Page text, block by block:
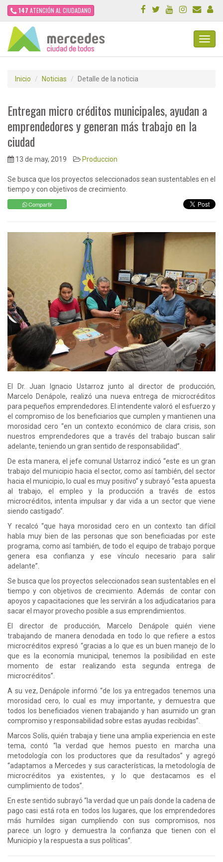
147 ATENCIÓN AL CIUDADANO
Inicio Noticias Detalle de la noticia
Entregan micro créditos municipales, ayudan a
emprendedores y generan más trabajo en la
ciudad
13 de may, 2019 Produccion
Se busca que los proyectos seleccionados sean sustentables en el
tiempo y con objetivos de crecimiento.
Compartir
El Dr. Juan Ignacio Ustarroz junto al director de producción,
Marcelo Denápole, realizó una nueva entrega de microcréditos
para pequeños emprendedores. El intendente valoró el esfuerzo y
el compromiso de los beneficiarios que cumplen y mantienen una
morosidad cero “en un contexto económico de clara crisis, son
nuestros emprendedores que a través del trabajo buscan salir
adelante, teniendo un gran sentido de responsabilidad”.
De esta manera, el jefe comunal Ustarroz indicó “este es un gran
trabajo del municipio hacia el sector, como así también, del sector
hacia el municipio, lo cual es muy positivo” y subrayó “esta apuesta
al trabajo, el empleo y la producción a través de estos
microcréditos, intenta impulsar y dar vida a un sector que viene
siendo castigado”.
Y recalcó “que haya morosidad cero en un contexto tan difícil
habla muy bien de las personas que son beneficiadas por este
programa, como así también, de todo el equipo de trabajo porque
genera esa confianza y ese vínculo necesario para salir
adelante”.
Se busca que los proyectos seleccionados sean sustentables en el
tiempo y con objetivos de crecimiento. Además de contar con
apoyos y capacitaciones que les servirán a los adjudicatarios para
sacar el mayor provecho posible a sus emprendimientos.
El director de producción, Marcelo Denápole quién viene
trabajando de manera denodada en todo lo que refiere a estos
microcréditos expresó “gracias a lo que es un buen manejo de lo
que es la economía municipal, tenemos la posibilidad en este
momento de estar realizando esta segunda entrega de
microcréditos”.
A su vez, Denápole informó “de los ya entregados tenemos una
morosidad cero, lo cual es muy importante, y demuestra que
todos los beneficiados vienen trabajando y han asumido un gran
compromiso y responsabilidad sobre estas ayudas recibidas”.
Marcos Solís, quién trabaja y tiene una amplia experiencia en este
tema, contó “la verdad que hemos puesto en marcha una
metodología con los productores que da resultados” y agregó
“adaptamos a Mercedes y sus características, la metodología de
microcréditos ya existentes, y lo que destacamos es el
cumplimiento de todos”.
En este sentido subrayó “la verdad que un país donde la cadena de
pago casi está rota en todos los lugares, que los emprendedores
más humildes sigan cumpliendo con sus compromisos, nos
parece un logro y demuestra la confianza que tienen con el
Municipio y la respuesta a sus políticas”.